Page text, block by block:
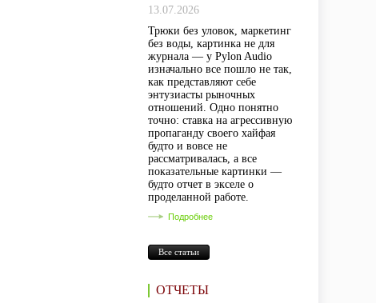
13.07.2026
Трюки без уловок, маркетинг
без воды, картинка не для
журнала — у Pylon Audio
изначально все пошло не так,
как представляют себе
энтузиасты рыночных
отношений. Одно понятно
точно: ставка на агрессивную
пропаганду своего хайфая
будто и вовсе не
рассматривалась, а все
показательные картинки —
будто отчет в экселе о
проделанной работе.
Подробнее
Все статьи
ОТЧЕТЫ